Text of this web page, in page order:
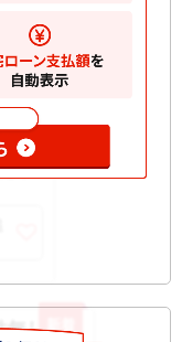
て
新着
無し土地